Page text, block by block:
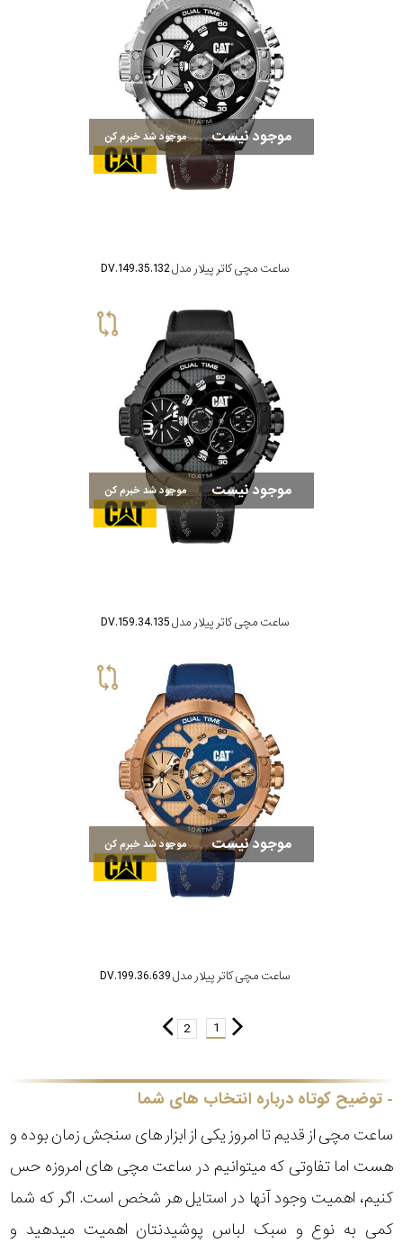
موجود نیست موجود شد خبرم کن
ساعت مچی کاتر پیلار مدل DV.149.35.132
موجود نیست موجود شد خبرم کن
ساعت مچی کاتر پیلار مدل DV.159.34.135
موجود نیست موجود شد خبرم کن
ساعت مچی کاتر پیلار مدل DV.199.36.639
1
2
توضیح کوتاه درباره انتخاب های شما
ساعت مچی از قدیم تا امروز یکی از ابزار های سنجش زمان بوده و
هست اما تفاوتی که میتوانیم در ساعت مچی های امروزه حس
کنیم، اهمیت وجود آنها در استایل هر شخص است. اگر که شما
کمی به نوع و سبک لباس پوشیدنتان اهمیت میدهید و